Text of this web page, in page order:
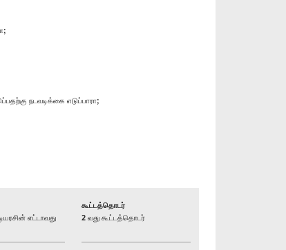
நடவடிக்கை எடுப்பாரா;
எட்டாவது
கூட்டத்தொடர்
2 வது கூட்டத்தொடர்